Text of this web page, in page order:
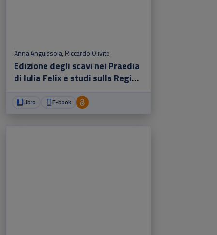
Anna Anguissola, Riccardo Olivito
Edizione degli scavi nei Praedia
di Iulia Felix e studi sulla Regio
Libro E-book